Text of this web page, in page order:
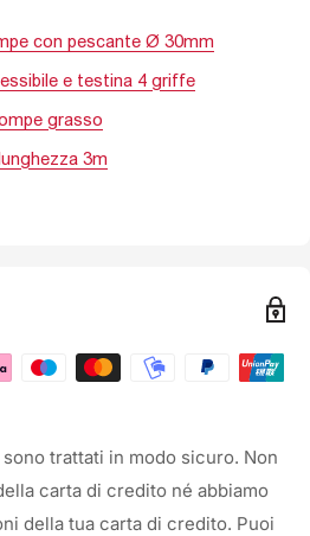
con pescante Ø 30mm
e testina 4 griffe
grasso
3m
trattati in modo sicuro. Non
carta di credito né abbiamo
della tua carta di credito. Puoi